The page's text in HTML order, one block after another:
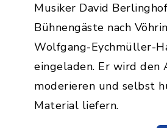
Musiker David
Bühnengäste nach
Wolfgang-Eychmüller-
eingeladen. Er wird den
moderieren und selbst
Material liefern.